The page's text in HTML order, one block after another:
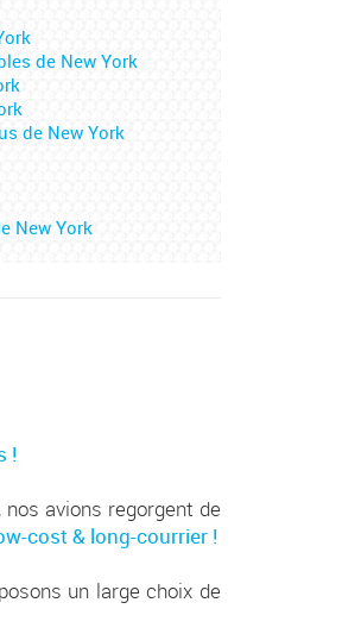
de New York
de New York
New York
!
avions regorgent de
cost & long-courrier !
un large choix de